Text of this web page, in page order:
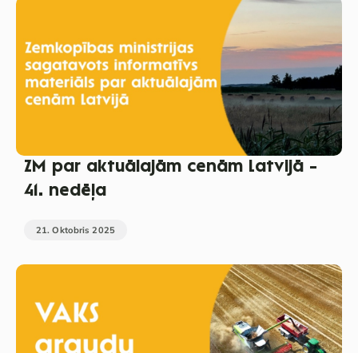
ZM par aktuālajām cenām Latvijā –
41. nedēļa
21. Oktobris 2025